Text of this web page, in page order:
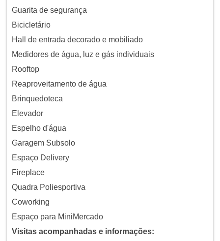
Guarita de segurança
Bicicletário
Hall de entrada decorado e mobiliado
Medidores de água, luz e gás individuais
Rooftop
Reaproveitamento de água
Brinquedoteca
Elevador
Espelho d'água
Garagem Subsolo
Espaço Delivery
Fireplace
Quadra Poliesportiva
Coworking
Espaço para MiniMercado
Visitas acompanhadas e informações: